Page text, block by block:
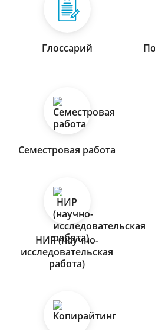
Глоссарий
Семестровая работа
НИР (научно-
исследовательская
работа)